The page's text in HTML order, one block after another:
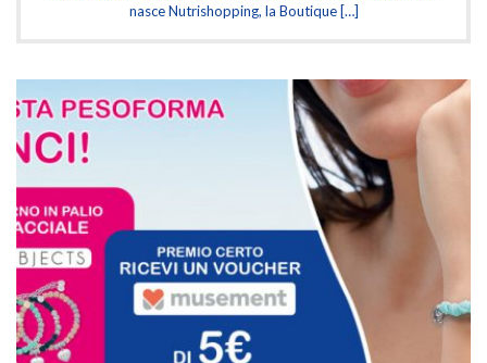
nasce Nutrishopping, la Boutique […]